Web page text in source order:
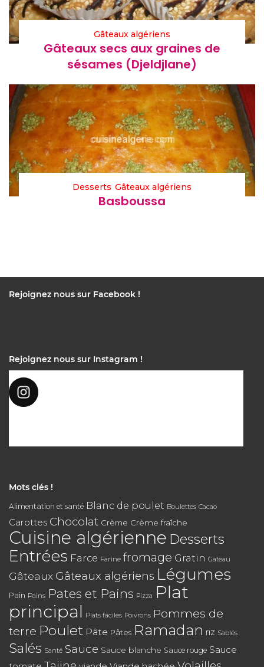
Gâteaux algériens
Gâteaux secs aux graines de
sésames (Djeldjlane)
Desserts Gâteaux algériens
Basboussa
Rejoignez nous sur Facebook !
Rejoignez nous sur Instagram !
Mots clés !
Alimentation et santé Blanc de poulet Boulettes Cacao
Carottes Chocolat Crème Crème fraîche
Cuisine algérienne Desserts
Entrées Farce Farine fromage Gratin Gâteau
Gâteaux Gâteaux algériens Légumes
Pain Pains Pates et Pains Pizza
Plat
principal Plats faciles Poivrons Pommes de
terre Poulet Pâte Pâtes Ramadan riz Sablés
Salés Santé Sauce Sauce blanche Sauce rouge Sauce